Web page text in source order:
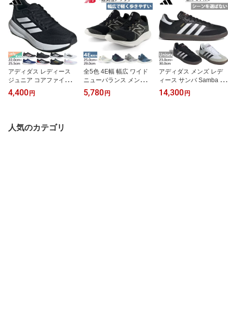
アディダス レディース
ジュニア コアファイト C
ORE FAITO 5.0 J スニー
カー シューズ 運動靴 紐
ブラック 黒 ブルー 送料
無料 adidas
4,400 円
全5色 4E幅 幅広 ワイド
ニューバランス メンズ N
B E430 v4 ランニングシ
ューズ ジョギング マラ
5,780 円
アディダス メンズ レデ
ィース サンバ Samba ス
ニーカー シューズ 紐靴
フットサルシューズ ホワ
14,300 円
人気のカテゴリ